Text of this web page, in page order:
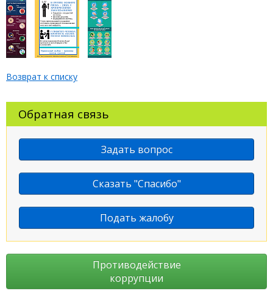
Возврат к списку
Обратная связь
Задать вопрос
Сказать "Спасибо"
Подать жалобу
Противодействие
коррупции